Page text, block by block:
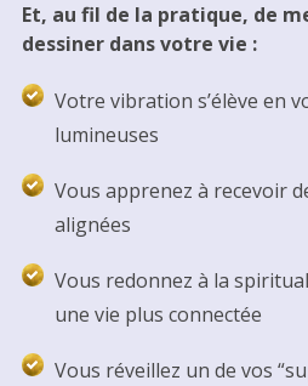
Et, au fil de la pratique, de
dessiner dans votre vie :
Votre vibration s’élève en
lumineuses
Vous apprenez à recevoir
alignées
Vous redonnez à la
une vie plus connectée
Vous réveillez un de vos